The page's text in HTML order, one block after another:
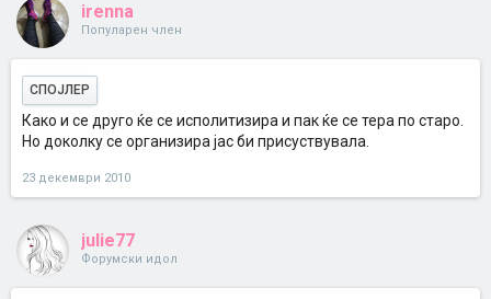
irenna
Популарен член
СПОЈЛЕР
Како и се друго ќе се исполитизира и пак ќе се тера по старо.
Но доколку се организира јас би присуствувала.
23 декември 2010
julie77
Форумски идол